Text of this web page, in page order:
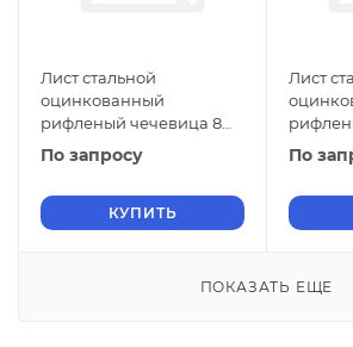
Лист стальной
оцинкованный
рифленый чечевица 8
мм Ст0 ГОСТ 8568-77 г/к
По запросу
КУПИТЬ
Лист
мм Ст0
По
ПОКАЗАТЬ ЕЩЕ